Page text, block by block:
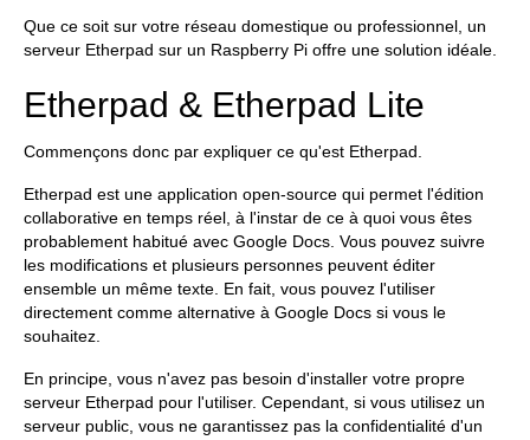
Que ce soit sur votre réseau domestique ou professionnel, un
serveur Etherpad sur un Raspberry Pi offre une solution idéale.
Etherpad & Etherpad Lite
Commençons donc par expliquer ce qu'est Etherpad.
Etherpad est une application open-source qui permet l'édition
collaborative en temps réel, à l'instar de ce à quoi vous êtes
probablement habitué avec Google Docs. Vous pouvez suivre
les modifications et plusieurs personnes peuvent éditer
ensemble un même texte. En fait, vous pouvez l'utiliser
directement comme alternative à Google Docs si vous le
souhaitez.
En principe, vous n'avez pas besoin d'installer votre propre
serveur Etherpad pour l'utiliser. Cependant, si vous utilisez un
serveur public, vous ne garantissez pas la confidentialité d'un